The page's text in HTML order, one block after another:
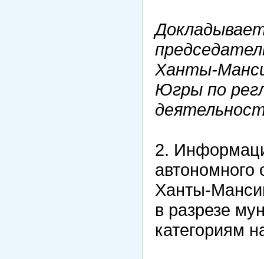
Ханты-
Югры по
2.
автономного
Ханты-
в разрезе
категориям